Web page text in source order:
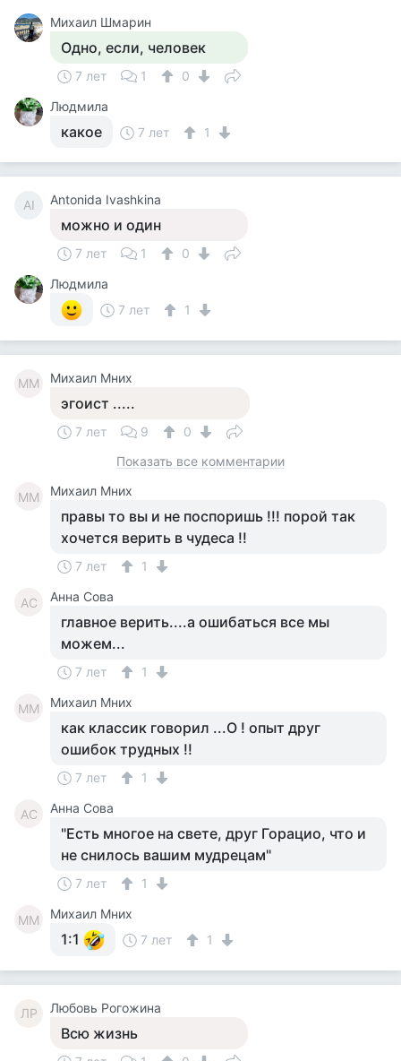
Михаил Шмарин
Одно, если, человек
7 лет 1
0
Людмила
какое 7 лет 1
AI Antonida Ivashkina
можно и один
7 лет 1
0
Людмила
7 лет
1
ММ Михаил Мних
эгоист .....
7 лет 9
0
Показать все комментарии
ММ Михаил Мних
правы то вы и не поспоришь !!! порой так
хочется верить в чудеса !!
7 лет 1
АС Анна Сова
главное верить....а ошибаться все мы
можем...
7 лет 1
ММ Михаил Мних
как классик говорил ...О ! опыт друг
ошибок трудных !!
7 лет 1
АС Анна Сова
"Есть многое на свете, друг Горацио, что и
не снилось вашим мудрецам"
7 лет 1
ММ Михаил Мних
1:1 7 лет 1
ЛР Любовь Рогожина
Всю жизнь